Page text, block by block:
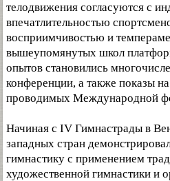
телодвижения согласуются с
впечатлительностью
восприимчивостью и
вышеупомянутых школ
опытов становились
конференции, а также показы
проводимых Международной
Начиная с IV Гимнастрады в
западных стран
гимнастику с применением
художественной гимнастики и